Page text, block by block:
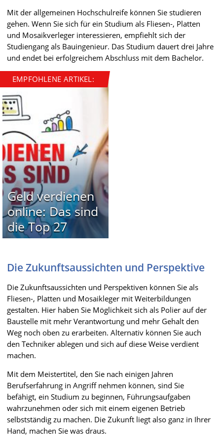
Mit der allgemeinen Hochschulreife können Sie studieren
gehen. Wenn Sie sich für ein Studium als Fliesen-, Platten
und Mosaikverleger interessieren, empfiehlt sich der
Studiengang als Bauingenieur. Das Studium dauert drei Jahre
und endet bei erfolgreichem Abschluss mit dem Bachelor.
EMPFOHLENE ARTIKEL:
Geld verdienen
online: Das sind
die Top 27
Die Zukunftsaussichten und Perspektive
Die Zukunftsaussichten und Perspektiven können Sie als
Fliesen-, Platten und Mosaikleger mit Weiterbildungen
gestalten. Hier haben Sie Möglichkeit sich als Polier auf der
Baustelle mit mehr Verantwortung und mehr Gehalt den
Weg noch oben zu erarbeiten. Alternativ können Sie auch
den Techniker ablegen und sich auf diese Weise verdient
machen.
Mit dem Meistertitel, den Sie nach einigen Jahren
Berufserfahrung in Angriff nehmen können, sind Sie
befähigt, ein Studium zu beginnen, Führungsaufgaben
wahrzunehmen oder sich mit einem eigenen Betrieb
selbstständig zu machen. Die Zukunft liegt also ganz in Ihrer
Hand, machen Sie was draus.